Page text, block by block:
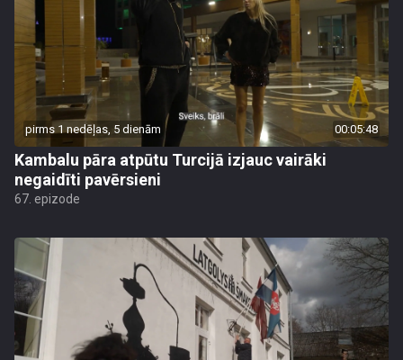
pirms 1 nedēļas, 5 dienām 00:05:48
Kambalu pāra atpūtu Turcijā izjauc vairāki
negaidīti pavērsieni
67. epizode